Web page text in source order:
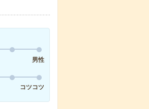
男性
コツコツ